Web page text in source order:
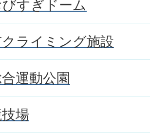
すぎドーム
クライミング施設
運動公園
場